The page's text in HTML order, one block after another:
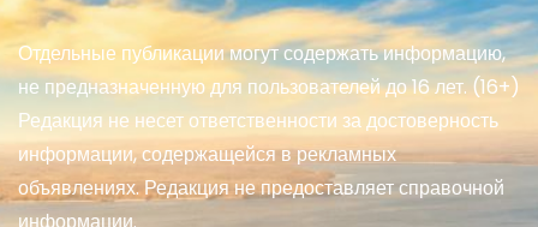
Отдельные публикации могут содержать информацию,
не предназначенную для пользователей до 16 лет. (16+)
Редакция не несет ответственности за достоверность
информации, содержащейся в рекламных
объявлениях. Редакция не предоставляет справочной